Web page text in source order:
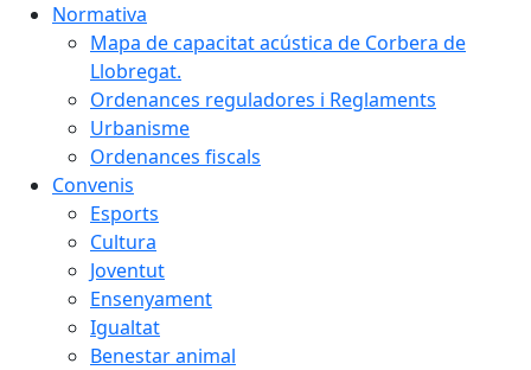
Normativa
Mapa de capacitat acústica de Corbera de
Llobregat.
Ordenances reguladores i Reglaments
Urbanisme
Ordenances fiscals
Convenis
Esports
Cultura
Joventut
Ensenyament
Igualtat
Benestar animal